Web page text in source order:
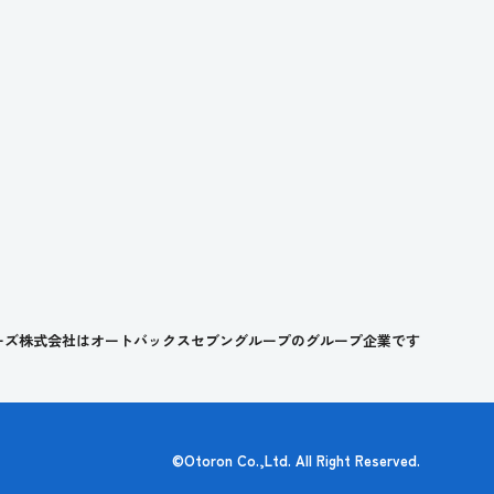
株式会社はオートバックスセブングループのグループ企業です
©Otoron Co.,Ltd. All Right Reserved.